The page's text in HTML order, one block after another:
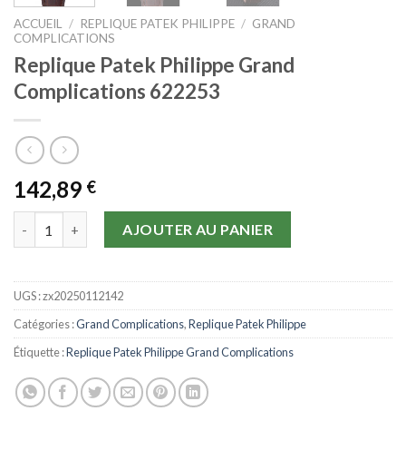
ACCUEIL / REPLIQUE PATEK PHILIPPE / GRAND
COMPLICATIONS
Replique Patek Philippe Grand
Complications 622253
142,89 €
AJOUTER AU PANIER
UGS :zx20250112142
Catégories :Grand Complications,Replique Patek Philippe
Étiquette :Replique Patek Philippe Grand Complications